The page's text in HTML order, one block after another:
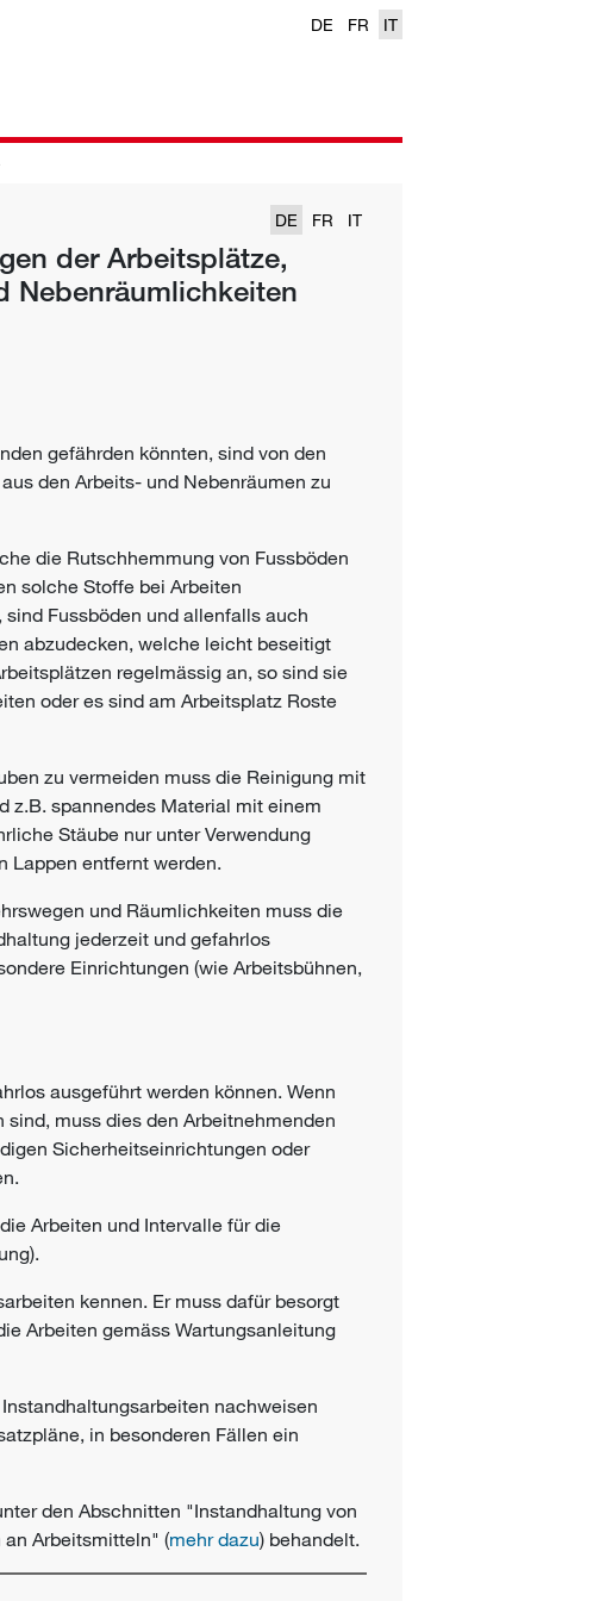
DE FR IT
DE FR IT
der Arbeitsplätze,
Nebenräumlichkeiten
gefährden könnten, sind von den
den Arbeits- und Nebenräumen zu
die Rutschhemmung von Fussböden
solche Stoffe bei Arbeiten
Fussböden und allenfalls auch
abzudecken, welche leicht beseitigt
regelmässig an, so sind sie
oder es sind am Arbeitsplatz Roste
zu vermeiden muss die Reinigung mit
z.B. spannendes Material mit einem
Stäube nur unter Verwendung
Lappen entfernt werden.
und Räumlichkeiten muss die
jederzeit und gefahrlos
Einrichtungen (wie Arbeitsbühnen,
ausgeführt werden können. Wenn
sind, muss dies den Arbeitnehmenden
Sicherheitseinrichtungen oder
Arbeiten und Intervalle für die
kennen. Er muss dafür besorgt
Arbeiten gemäss Wartungsanleitung
nachweisen
in besonderen Fällen ein
den Abschnitten "Instandhaltung von
an Arbeitsmitteln" (mehr dazu) behandelt.